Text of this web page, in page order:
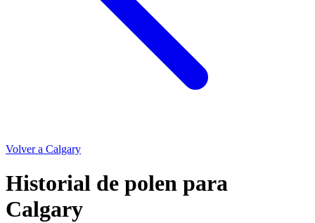
Volver a Calgary
Historial de polen para
Calgary